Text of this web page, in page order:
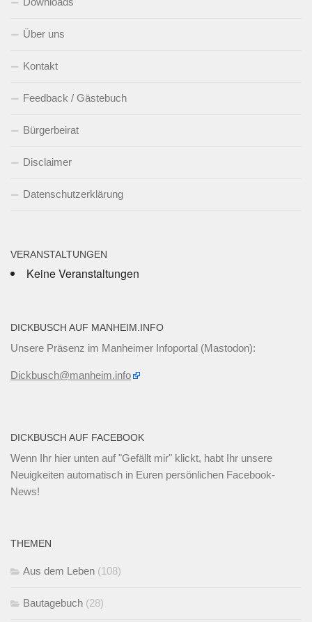
Über uns
Kontakt
Feedback / Gästebuch
Bürgerbeirat
Disclaimer
Datenschutzerklärung
VERANSTALTUNGEN
Keine Veranstaltungen
DICKBUSCH AUF MANHEIM.INFO
Unsere Präsenz im Manheimer Infoportal (Mastodon):
Dickbusch@manheim.info
DICKBUSCH AUF FACEBOOK
Wenn Ihr hier unten auf "Gefällt mir" klickt, habt Ihr unsere
Neuigkeiten automatisch in Euren persönlichen Facebook-
News!
THEMEN
Aus dem Leben (108)
Bautagebuch (28)